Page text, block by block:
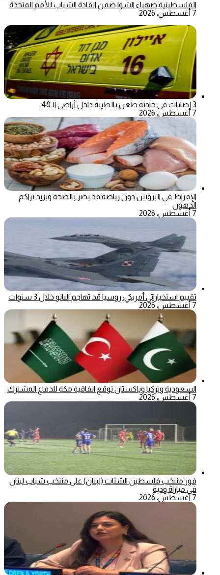
الفلسطينية صهباء الشوا ضمن القادة الشباب للأمم المتحدة
7 أغسطس، 2026
3 إصابات في حادثة طعن بالطيبة داخل أراضي الـ48
7 أغسطس، 2026
الإفراط في البروتين دون رياضة قد يضر بالصحة ويزيد تراكم
الدهون
7 أغسطس، 2026
تقييم استخباراتي أمريكي: روسيا قد تهاجم الناتو خلال 3 سنوات
7 أغسطس، 2026
السعودية وتركيا وباكستان توقع اتفاقية مكة للدفاع المشترك
7 أغسطس، 2026
فوز منتخب فلسطين الشتات (لبنان) على منتخب شباب لبنان
في مباراة ودية
7 أغسطس، 2026